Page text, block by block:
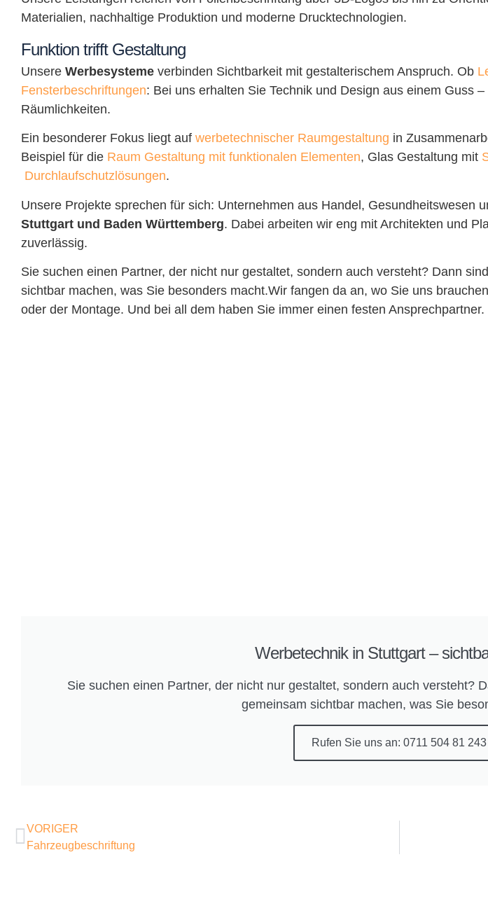
Materialien, nachhaltige Produktion und moderne Drucktechnologien.
Funktion trifft Gestaltung
Unsere Werbesysteme verbinden Sichtbarkeit mit gestalterischem Anspruch. Ob
Fensterbeschriftungen: Bei uns erhalten Sie Technik und Design aus einem Guss
Räumlichkeiten.
Ein besonderer Fokus liegt auf werbetechnischer Raumgestaltung in
Beispiel für die Raum Gestaltung mit funktionalen Elementen, Glas Gestaltung mit
Durchlaufschutzlösungen.
Unsere Projekte sprechen für sich: Unternehmen aus Handel, Gesundheitswesen
Stuttgart und Baden Württemberg. Dabei arbeiten wir eng mit Architekten und
zuverlässig.
Sie suchen einen Partner, der nicht nur gestaltet, sondern auch versteht? Dann
sichtbar machen, was Sie besonders macht.Wir fangen da an, wo Sie uns
oder der Montage. Und bei all dem haben Sie immer einen festen Ansprechpartner.
Werbetechnik in Stuttgart –
Sie suchen einen Partner, der nicht nur gestaltet, sondern auch versteht?
gemeinsam sichtbar machen, was Sie
Rufen Sie uns an: 0711 504 81 243
VORIGER
Fahrzeugbeschriftung